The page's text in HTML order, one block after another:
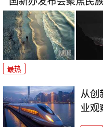
最热
从
业观